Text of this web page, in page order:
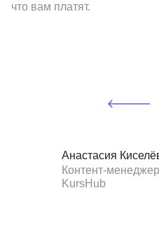
что вам платят.
Анастасия
Контент-
KursHub